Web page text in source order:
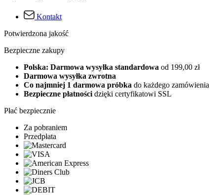
Kontakt
Potwierdzona jakość
Bezpieczne zakupy
Polska: Darmowa wysyłka standardowa od 199,00 zł
Darmowa wysyłka zwrotna
Co najmniej 1 darmowa próbka do każdego zamówienia
Bezpieczne płatności dzięki certyfikatowi SSL
Płać bezpiecznie
Za pobraniem
Przedpłata